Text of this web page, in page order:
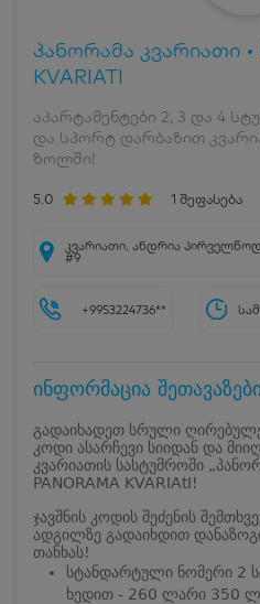
პანორამა კვარიათი •
KVARIATI
აპარტამენტები 2, 3 და 4
და სპორტ დარბაზით
ზოლში!
5.0 1 შეფასება
კვარიათი, ანდრია
#9
+9953224736**
ინფორმაცია
გადაიხადეთ სრული
კოდი ასარჩევი სიიდან და
კვარიათის სასტუმროში
PANORAMA KVARIAtI!
ჯავშნის კოდის შეძენის
ადგილზე გადაიხდით
თანხას!
სტანდარტული ნომერი 2
ხედით - 260 ლარი 350